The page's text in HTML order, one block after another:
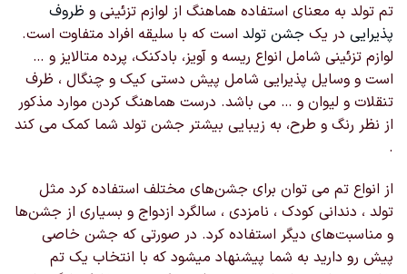
تم تولد به معنای استفاده هماهنگ از لوازم تزئینی و ظروف
پذیرایی در یک جشن تولد است که با سلیقه افراد متفاوت است.
لوازم تزئینی شامل انواع ریسه و آویز، بادکنک، پرده متالایز و …
است و وسایل پذیرایی شامل پیش دستی کیک و چنگال ، ظرف
تنقلات و لیوان و … می باشد. درست هماهنگ کردن موارد مذکور
از نظر رنگ و طرح، به زیبایی بیشتر جشن تولد شما کمک می کند
.
از انواع تم‌ می توان برای جشن‌های مختلف استفاده کرد مثل
تولد ، دندانی کودک ، نامزدی ، سالگرد ازدواج و بسیاری از جشن‌ها
و مناسبت‌های دیگر استفاده کرد. در صورتی که جشن خاصی
پیش رو دارید به شما پیشنهاد میشود که با انتخاب یک تم